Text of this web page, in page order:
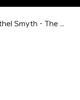
Historische hitjes: Ethel Smyth - The March of the Women